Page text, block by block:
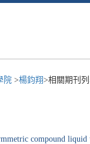
院 >楊鈞翔>相關期刊
compound liquid